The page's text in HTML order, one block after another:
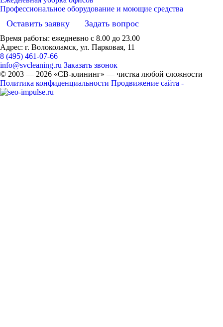
Профессиональное оборудование и моющие средства
Оставить заявку Задать вопрос
Время работы: ежедневно с 8.00 до 23.00
Адрес: г. Волоколамск, ул. Парковая, 11
8 (495) 461-07-66
info@svcleaning.ru Заказать звонок
© 2003 — 2026 «СВ-клининг» — чистка любой сложности
Политика конфиденциальности Продвижение сайта -